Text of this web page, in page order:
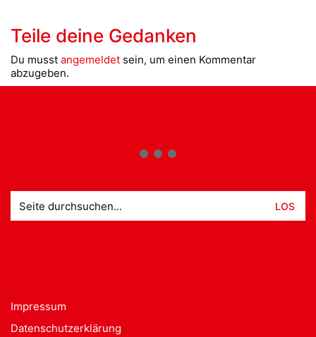
Teile deine Gedanken
Du musst angemeldet sein, um einen Kommentar
abzugeben.
nach:
Impressum
Datenschutzerklärung